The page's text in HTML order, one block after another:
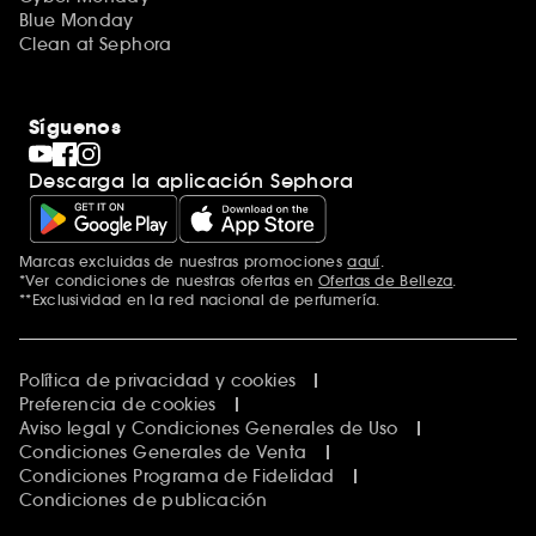
Blue Monday
Clean at Sephora
Síguenos
Descarga la aplicación Sephora
Marcas excluidas de nuestras promocionesaquí
*Ver condiciones de nuestras ofertas en Ofertas de Belleza
**Exclusividad en la red nacional de perfumería.
Política de privacidad y cookies
Preferencia de cookies
Aviso legal y Condiciones Generales de Uso
Condiciones Generales de Venta
Condiciones Programa de Fidelidad
Condiciones de publicación